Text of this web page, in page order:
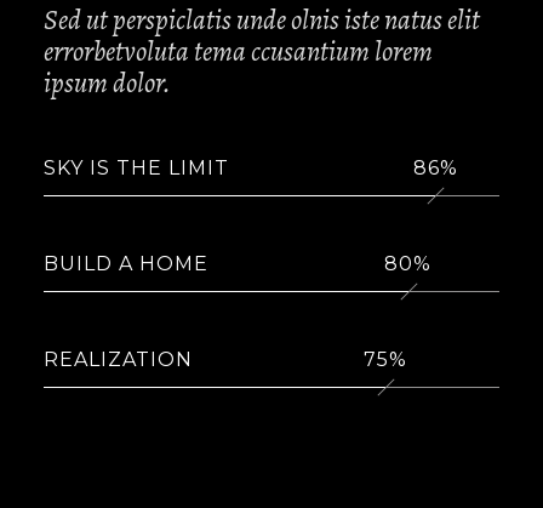
Sed ut perspiclatis unde olnis iste natus elit
errorbetvoluta tema ccusantium lorem
ipsum dolor.
SKY IS THE LIMIT 86
BUILD A HOME 80
REALIZATION 75